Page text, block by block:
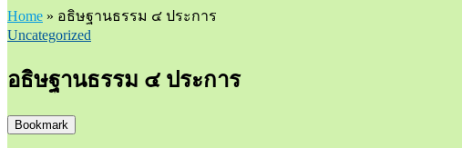
Home » อธิษฐานธรรม ๔ ประการ
Uncategorized
อธิษฐานธรรม ๔ ประการ
Bookmark